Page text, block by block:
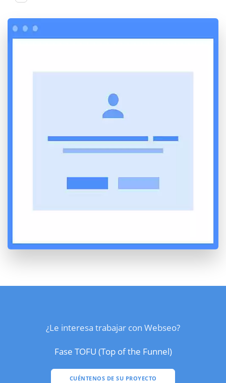
¿Le interesa trabajar con Webseo?
Fase TOFU (Top of the Funnel)
CUÉNTENOS DE SU PROYECTO